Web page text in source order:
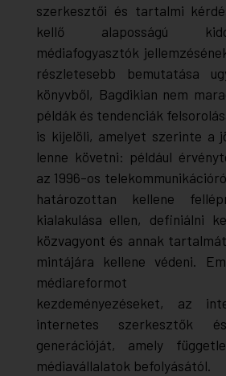
szerkesztői és tartalmi
kellő alaposságú
médiafogyasztók
részletesebb bemutatása
könyvből, Bagdikian nem
példák és tendenciák
is kijelöli, amelyet szerinte a
lenne követni: például
az 1996-os
határozottan kellene
kialakulása ellen, definiálni
közvagyont és annak
mintájára kellene védeni.
médiareformot
kezdeményezéseket, az
internetes szerkesztők
generációját, amely
médiavállalatok befolyásától.